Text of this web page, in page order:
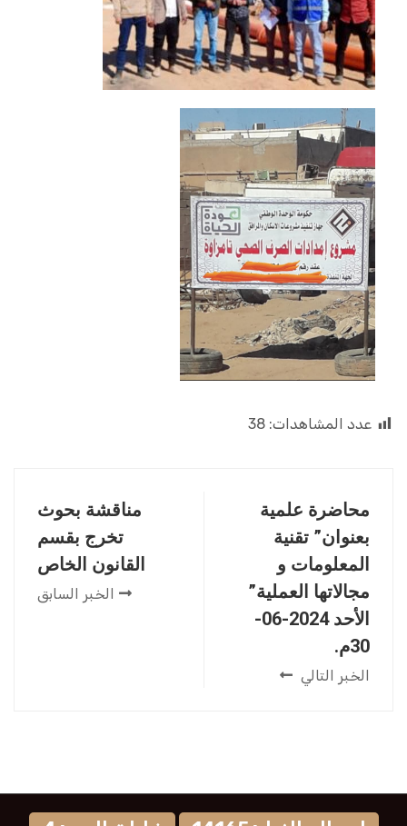
عدد المشاهدات: 38
مناقشة بحوث
تخرج بقسم
القانون الخاص
الخبر السابق
محاضرة علمية
بعنوان” تقنية
المعلومات و
مجالاتها العملية”
الأحد 2024-06-
30م.
الخبر التالي